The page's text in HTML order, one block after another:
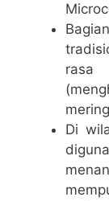
rasa
Di